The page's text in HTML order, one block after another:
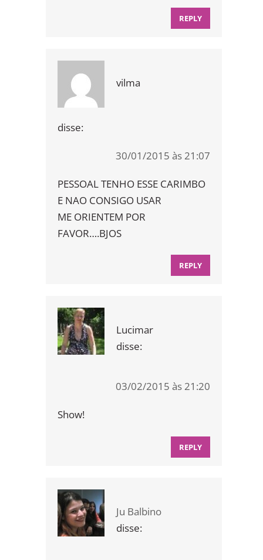
REPLY
vilma
disse:
30/01/2015 às 21:07
PESSOAL TENHO ESSE CARIMBO
E NAO CONSIGO USAR
ME ORIENTEM POR
FAVOR….BJOS
REPLY
Lucimar
disse:
03/02/2015 às 21:20
Show!
REPLY
Ju Balbino
disse: